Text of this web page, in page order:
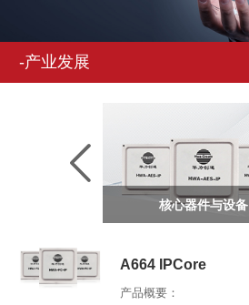
-产业发展
核心器件与设备
A664 IPCore
产品概要：